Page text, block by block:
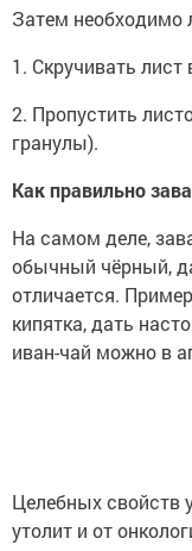
Затем необходимо
1. Скручивать лист
2. Пропустить
гранулы).
Как правильно
На самом деле,
обычный чёрный,
отличается.
кипятка, дать
иван-чай можно в
Целебных свойств
утолит и от